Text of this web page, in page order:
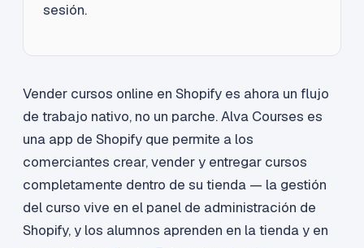
sesión.
Vender cursos online en Shopify es ahora un flujo
de trabajo nativo, no un parche. Alva Courses es
una app de Shopify que permite a los
comerciantes crear, vender y entregar cursos
completamente dentro de su tienda — la gestión
del curso vive en el panel de administración de
Shopify, y los alumnos aprenden en la tienda y en